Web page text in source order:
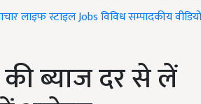
लाइफ स्टाइलJobsविविधसम्पादकीयवीडियो
ब्याज दर से लें